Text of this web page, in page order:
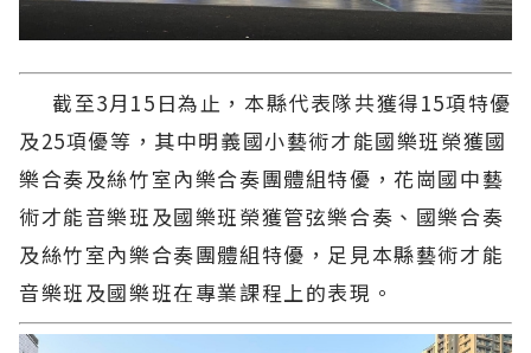
截至3月15日為止，本縣代表隊共獲得15項特優
及25項優等，其中明義國小藝術才能國樂班榮獲國
樂合奏及絲竹室內樂合奏團體組特優，花崗國中藝
術才能音樂班及國樂班榮獲管弦樂合奏、國樂合奏
及絲竹室內樂合奏團體組特優，足見本縣藝術才能
音樂班及國樂班在專業課程上的表現。